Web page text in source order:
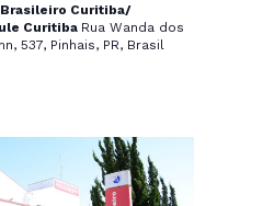
Curitiba/
Curitiba Rua Wanda dos
537, Pinhais, PR, Brasil